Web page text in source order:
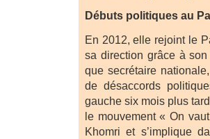
Débuts politiques au
En 2012, elle rejoint le
sa direction grâce à
que secrétaire
de désaccords
gauche six mois plus
le mouvement « On
Khomri et s’implique